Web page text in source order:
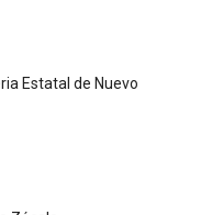
Estatal de Nuevo